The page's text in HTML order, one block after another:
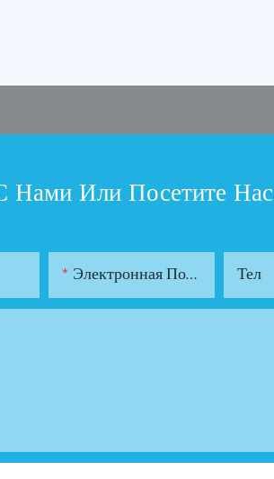
Нами Или Посетите Нас
Электронная Почта Тел